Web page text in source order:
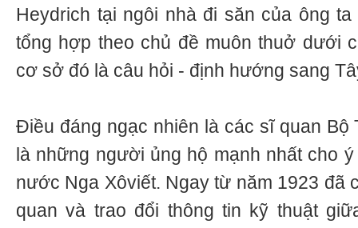
Heydrich tại ngôi nhà đi săn của ông
tổng hợp theo chủ đề muôn thuở dưới
cơ sở đó là câu hỏi - định hướng sang
Điều đáng ngạc nhiên là các sĩ quan
là những người ủng hộ mạnh nhất cho
nước Nga Xôviết. Ngay từ năm 1923 đã
quan và trao đổi thông tin kỹ thuật